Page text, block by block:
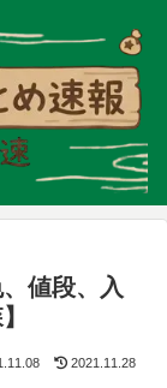
値段、入
2021.11.28